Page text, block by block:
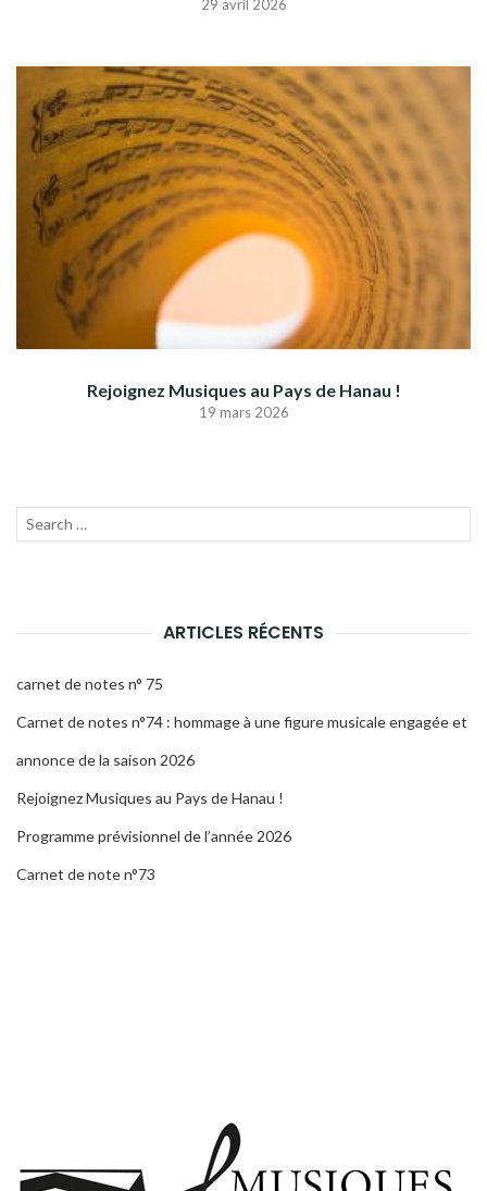
29 avril 2026
Rejoignez Musiques au Pays de Hanau !
19 mars 2026
Recherche
ARTICLES RÉCENTS
carnet de notes n° 75
Carnet de notes n°74 : hommage à une figure musicale engagée et
annonce de la saison 2026
Rejoignez Musiques au Pays de Hanau !
Programme prévisionnel de l’année 2026
Carnet de note n°73